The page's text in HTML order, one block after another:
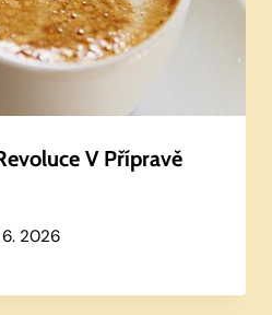
V Přípravě
6. 2026